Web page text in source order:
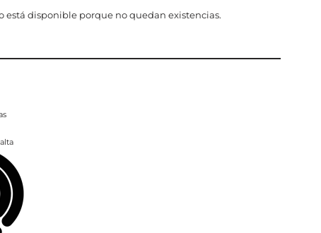
está disponible porque no quedan existencias.